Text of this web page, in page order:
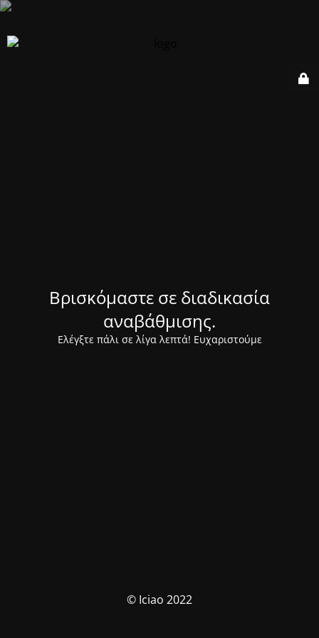
Βρισκόμαστε σε διαδικασία
αναβάθμισης.
Ελέγξτε πάλι σε λίγα λεπτά! Ευχαριστούμε
© Iciao 2022